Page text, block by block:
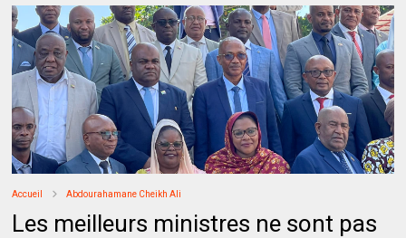
Accueil Abdourahamane Cheikh Ali
Les meilleurs ministres ne sont pas